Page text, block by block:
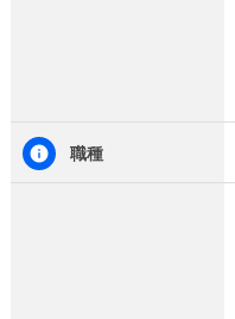
職種